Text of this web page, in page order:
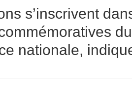
s’inscrivent
nationale,